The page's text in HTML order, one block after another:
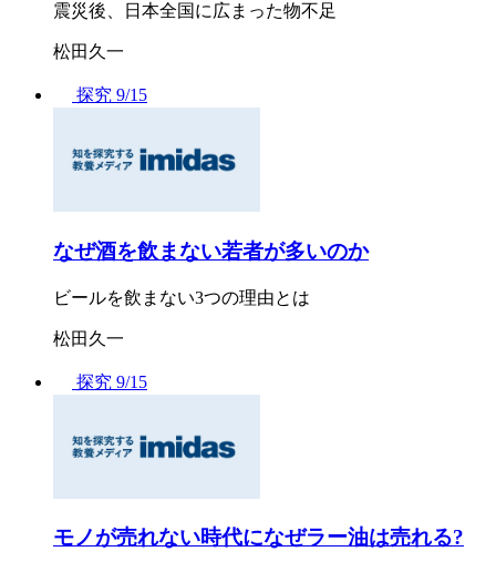
震災後、日本全国に広まった物不足
松田久一
探究 9/15
なぜ酒を飲まない若者が多いのか
ビールを飲まない3つの理由とは
松田久一
探究 9/15
モノが売れない時代になぜラー油は売れる?